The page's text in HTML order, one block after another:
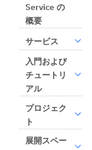
Service の
概要
サービス
入門および
チュートリ
アル
プロジェク
ト
展開スペー